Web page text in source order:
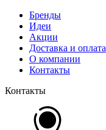
Бренды
Идеи
Акции
Доставка и оплата
О компании
Контакты
Контакты